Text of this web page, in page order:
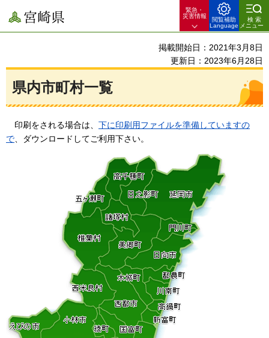
宮崎県
緊急・
災害情報
閲覧補助
Language
検索
メニュー
掲載開始日：2021年3月8日
更新日：2023年6月28日
県内市町村一覧
印刷をされる場合は、 下に印刷用ファイルを準備していますの
で 、ダウンロードしてご利用下さい。